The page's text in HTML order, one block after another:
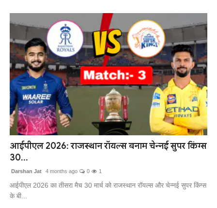
आईपीएल 2026: राजस्थान रॉयल्स बनाम चेन्नई सुपर किंग्स
30...
Darshan Jat 4 months ago 0 1
आईपीएल 2026 का तीसरा मैच 30 मार्च को राजस्थान रॉयल्स और चेन्नई सुपर किंग्स
के बी...